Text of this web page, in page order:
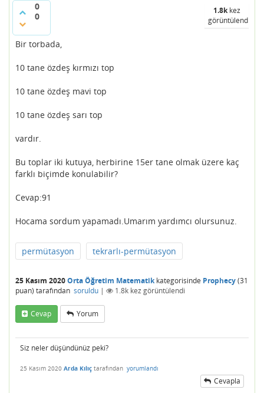
0
0
1.8kkez
görüntülendi
Bir torbada,
10 tane özdeş kırmızı top
10 tane özdeş mavi top
10 tane özdeş sarı top
vardır.
Bu toplar iki kutuya, herbirine 15er tane olmak üzere kaç
farklı biçimde konulabilir?
Cevap:91
Hocama sordum yapamadı.Umarım yardımcı olursunuz.
permütasyon tekrarlı-permütasyon
25 Kasım 2020Orta Öğretim Matematikkategorisinde Prophecy(31
puan) tarafından soruldu | 1.8k kez görüntülendi
Cevap Yorum
Siz neler düşündünüz peki?
25 Kasım 2020 Arda Kılıç tarafından yorumlandı
Cevapla